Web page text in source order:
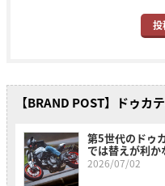
投
【BRAND POST】ドゥカ
第5世代のドゥ
では替えが利
2026/07/02